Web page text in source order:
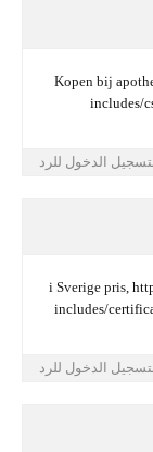
Kopen
للرد
i
للرد